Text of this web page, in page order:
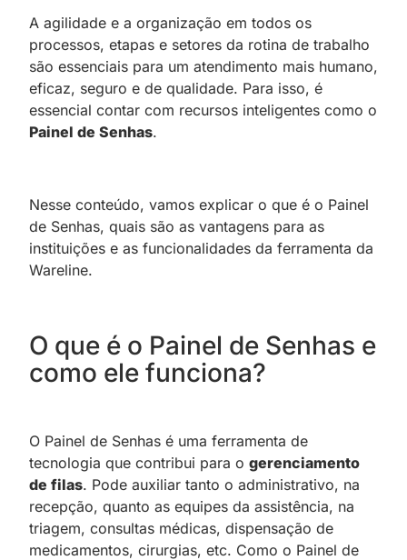
A agilidade e a organização em todos os
processos, etapas e setores da rotina de trabalho
são essenciais para um atendimento mais humano,
eficaz, seguro e de qualidade. Para isso, é
essencial contar com recursos inteligentes como o
Painel de Senhas.
Nesse conteúdo, vamos explicar o que é o Painel
de Senhas, quais são as vantagens para as
instituições e as funcionalidades da ferramenta da
Wareline.
O que é o Painel de Senhas e
como ele funciona?
O Painel de Senhas é uma ferramenta de
tecnologia que contribui para o gerenciamento
de filas. Pode auxiliar tanto o administrativo, na
recepção, quanto as equipes da assistência, na
triagem, consultas médicas, dispensação de
medicamentos, cirurgias, etc. Como o Painel de